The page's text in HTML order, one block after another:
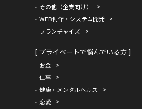
その他（企業向け）
WEB制作・システム開発
フランチャイズ
[ プライベートで悩んでいる方 ]
お金
仕事
健康・メンタルヘルス
恋愛